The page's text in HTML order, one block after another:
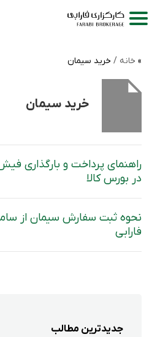
خانه / خرید سیمان
خرید سیمان
راهنمای پرداخت و بارگذاری
در بورس کالا
نحوه ثبت سفارش سیمان از
فارابی
جدیدترین مطالب